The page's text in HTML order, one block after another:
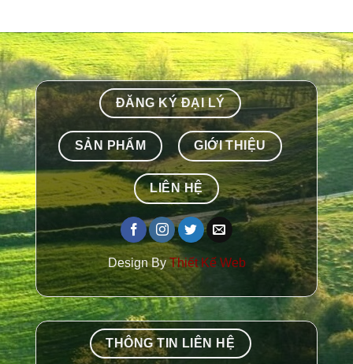
ĐĂNG KÝ ĐẠI LÝ
SẢN PHẨM GIỚI THIỆU
LIÊN HỆ
Design ByThiết Kế Web
THÔNG TIN LIÊN HỆ